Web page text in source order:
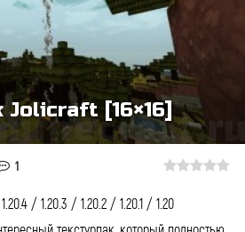
Jolicraft [16×16]
1
1.20.4 / 1.20.3 / 1.20.2 / 1.20.1 / 1.20